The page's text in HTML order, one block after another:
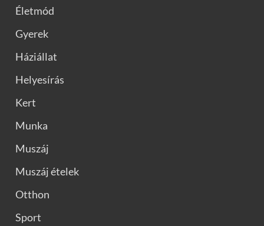
Életmód
Gyerek
Háziállat
Helyesírás
Kert
Munka
Muszáj
Muszáj ételek
Otthon
Sport